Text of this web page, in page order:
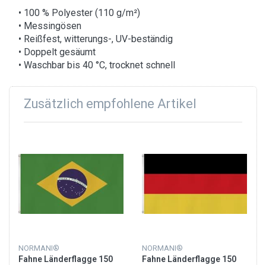
• 100 % Polyester (110 g/m²)
• Messingösen
• Reißfest, witterungs-, UV-beständig
• Doppelt gesäumt
• Waschbar bis 40 °C, trocknet schnell
Zusätzlich empfohlene Artikel
NORMANI®
Fahne Länderflagge 150
NORMANI®
Fahne Länderflagge 150